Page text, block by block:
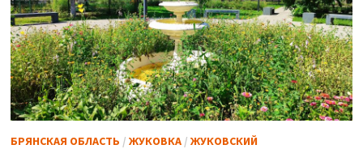
БРЯНСКАЯ ОБЛАСТЬ / ЖУКОВКА/ ЖУКОВСКИЙ